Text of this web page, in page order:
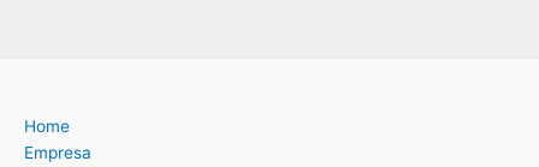
Home
Empresa